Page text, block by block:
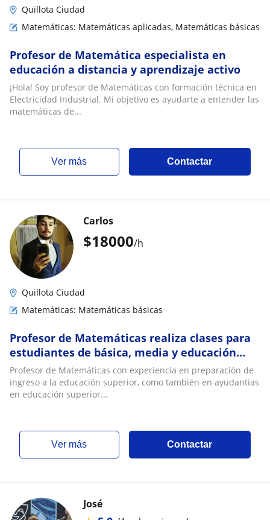
Quillota Ciudad
Matemáticas: Matemáticas aplicadas, Matemáticas básicas
Profesor de Matemática especialista en
educación a distancia y aprendizaje activo
¡Hola! Soy profesor de Matemáticas con formación técnica en
Electricidad Industrial. Mi objetivo es ayudarte a entender las
matemáticas de...
ver más Contactar
$18000/h
Carlos
Quillota Ciudad
Matemáticas: Matemáticas básicas
Profesor de Matemáticas realiza clases para
estudiantes de básica, media y educación
superior
Profesor de Matemáticas con experiencia en preparación de
ingreso a la educación superior, como también en ayudantías
en educación superior...
ver más Contactar
José